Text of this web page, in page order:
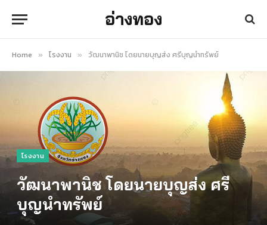
อ่างทอง
Home » โรงงาน » วัฒนาพานิช โดยนายบุญส่ง ศรีบุญนำทรัพย์
โรงงาน
วัฒนาพานิช โดยนายบุญส่ง ศรี
บุญนำทรัพย์